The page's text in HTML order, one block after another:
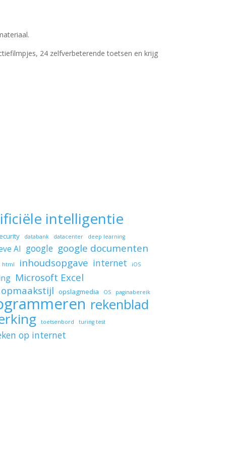
24 zelfverbeterende toetsen en krijg
intelligentie
databank datacenter
deep learning
AI google google documenten
html inhoudsopgave internet iOS
Microsoft Excel
opmaakstijl opslagmedia OS paginabereik
rekenblad
toetsenbord turing test
op internet